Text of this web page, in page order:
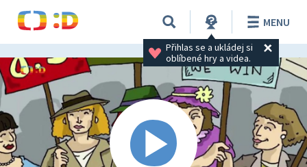
Přihlas se a ukládej si
oblíbené hry a videa.
MENU